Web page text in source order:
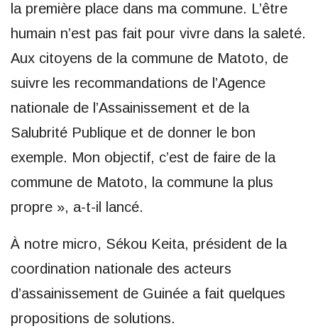
la première place dans ma commune. L’être
humain n’est pas fait pour vivre dans la saleté.
Aux citoyens de la commune de Matoto, de
suivre les recommandations de l’Agence
nationale de l’Assainissement et de la
Salubrité Publique et de donner le bon
exemple. Mon objectif, c’est de faire de la
commune de Matoto, la commune la plus
propre », a-t-il lancé.
À notre micro, Sékou Keita, président de la
coordination nationale des acteurs
d’assainissement de Guinée a fait quelques
propositions de solutions.